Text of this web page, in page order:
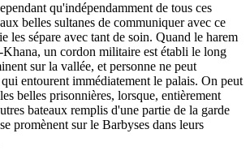
qu'indépendamment de tous ces
belles sultanes de communiquer avec ce
les sépare avec tant de soin. Quand le harem
un cordon militaire est établi le long
sur la vallée, et personne ne peut
entourent immédiatement le palais. On peut
belles prisonnières, lorsque, entièrement
bateaux remplis d'une partie de la garde
promènent sur le Barbyses dans leurs